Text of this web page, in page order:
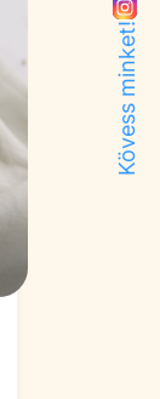
Kövess minket!